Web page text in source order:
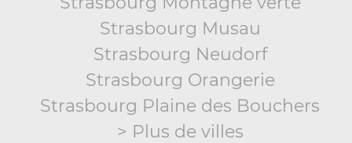
Strasbourg Musau
Strasbourg Neudorf
Strasbourg Orangerie
Strasbourg Plaine des Bouchers
> Plus de villes